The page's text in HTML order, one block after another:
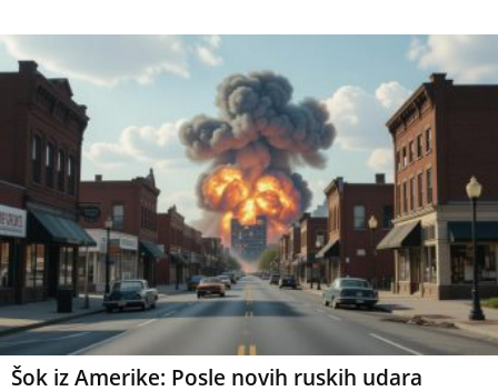
Šok iz Amerike: Posle novih ruskih udara